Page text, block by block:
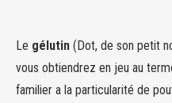
Le gélutin (Dot, de son petit
vous obtiendrez en jeu au
familier a la particularité de